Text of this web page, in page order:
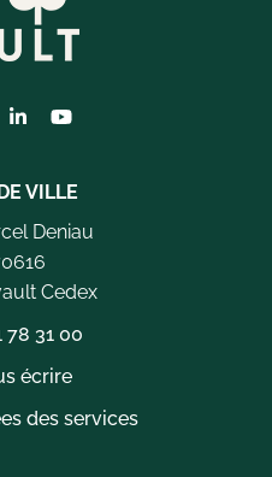
le compte Facebook
vers le compte Instagram
Lien vers le compte Linkedin
Lien vers la chaîne
VILLE
Deniau
Cedex
78 31 00
écrire
des services